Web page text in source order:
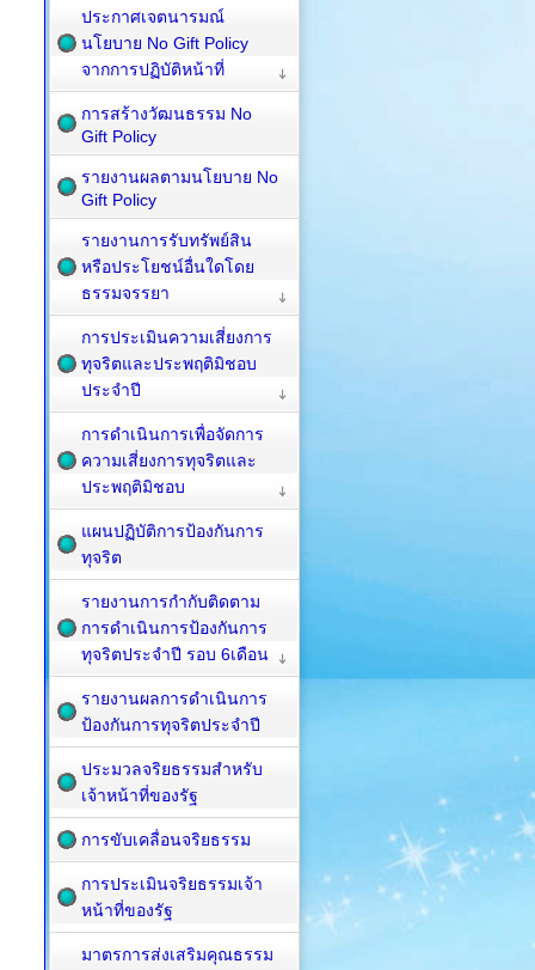
ประกาศเจตนารมณ์
นโยบาย No Gift Policy
จากการปฏิบัติหน้าที่
การสร้างวัฒนธรรม No
Gift Policy
รายงานผลตามนโยบาย No
Gift Policy
รายงานการรับทรัพย์สิน
หรือประโยชน์อื่นใดโดย
ธรรมจรรยา
การประเมินความเสี่ยงการ
ทุจริตและประพฤติมิชอบ
ประจำปี
การดำเนินการเพื่อจัดการ
ความเสี่ยงการทุจริตและ
ประพฤติมิชอบ
แผนปฏิบัติการป้องกันการ
ทุจริต
รายงานการกำกับติดตาม
การดำเนินการป้องกันการ
ทุจริตประจำปี รอบ 6เดือน
รายงานผลการดำเนินการ
ป้องกันการทุจริตประจำปี
ประมวลจริยธรรมสำหรับ
เจ้าหน้าที่ของรัฐ
การขับเคลื่อนจริยธรรม
การประเมินจริยธรรมเจ้า
หน้าที่ของรัฐ
มาตรการส่งเสริมคุณธรรม